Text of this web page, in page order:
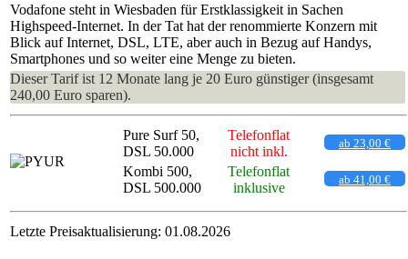
Vodafone steht in Wiesbaden für Erstklassigkeit in Sachen
Highspeed-Internet. In der Tat hat der renommierte Konzern mit
Blick auf Internet, DSL, LTE, aber auch in Bezug auf Handys,
Smartphones und so weiter eine Menge zu bieten.
Dieser Tarif ist 12 Monate lang je 20 Euro günstiger (insgesamt
240,00 Euro sparen).
Pure Surf 50,
DSL 50.000
Telefonflat
nicht inkl.
ab 23,00 €
Kombi 500,
DSL 500.000
Telefonflat
inklusive
ab 41,00 €
Letzte Preisaktualisierung: 01.08.2026